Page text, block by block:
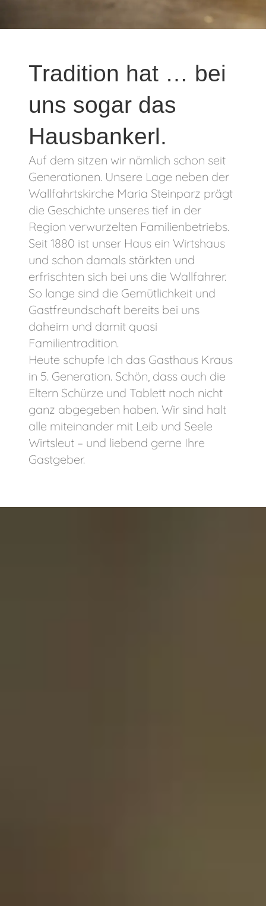
Tradition hat … bei
uns sogar das
Hausbankerl.
Auf dem sitzen wir nämlich schon seit
Generationen. Unsere Lage neben der
Wallfahrtskirche Maria Steinparz prägt
die Geschichte unseres tief in der
Region verwurzelten Familienbetriebs.
Seit 1880 ist unser Haus ein Wirtshaus
und schon damals stärkten und
erfrischten sich bei uns die Wallfahrer.
So lange sind die Gemütlichkeit und
Gastfreundschaft bereits bei uns
daheim und damit quasi
Familientradition.
Heute schupfe Ich das Gasthaus Kraus
in 5. Generation. Schön, dass auch die
Eltern Schürze und Tablett noch nicht
ganz abgegeben haben. Wir sind halt
alle miteinander mit Leib und Seele
Wirtsleut – und liebend gerne Ihre
Gastgeber.